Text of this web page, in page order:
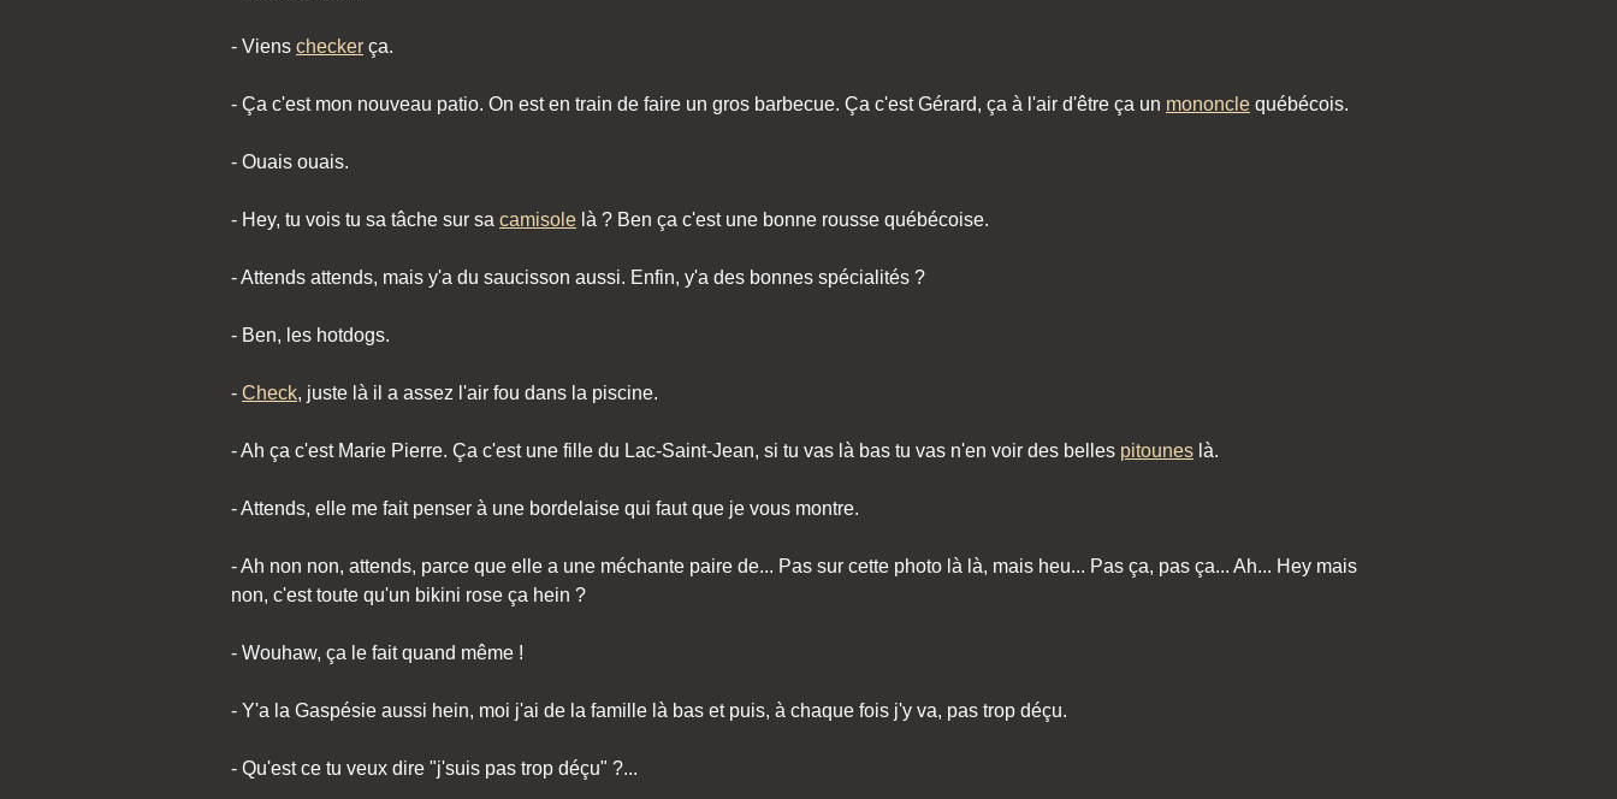
- Viens checker ça.
- Ça c'est mon nouveau patio. On est en train de faire un gros barbecue. Ça c'est Gérard, ça à l'air d'être ça un mononcle québécois.
- Ouais ouais.
- Hey, tu vois tu sa tâche sur sa camisole là ? Ben ça c'est une bonne rousse québécoise.
- Attends attends, mais y'a du saucisson aussi. Enfin, y'a des bonnes spécialités ?
- Ben, les hotdogs.
- Check, juste là il a assez l'air fou dans la piscine.
- Ah ça c'est Marie Pierre. Ça c'est une fille du Lac-Saint-Jean, si tu vas là bas tu vas n'en voir des belles pitounes là.
- Attends, elle me fait penser à une bordelaise qui faut que je vous montre.
- Ah non non, attends, parce que elle a une méchante paire de... Pas sur cette photo là là, mais heu... Pas ça, pas ça... Ah... Hey mais
non, c'est toute qu'un bikini rose ça hein ?
- Wouhaw, ça le fait quand même !
- Y'a la Gaspésie aussi hein, moi j'ai de la famille là bas et puis, à chaque fois j'y va, pas trop déçu.
- Qu'est ce tu veux dire "j'suis pas trop déçu" ?...